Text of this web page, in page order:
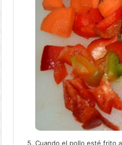
Cuando el pollo esté frito